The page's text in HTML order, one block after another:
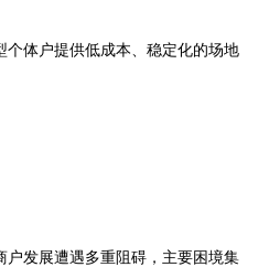
个体户提供低成本、稳定化的场地
户发展遭遇多重阻碍，主要困境集